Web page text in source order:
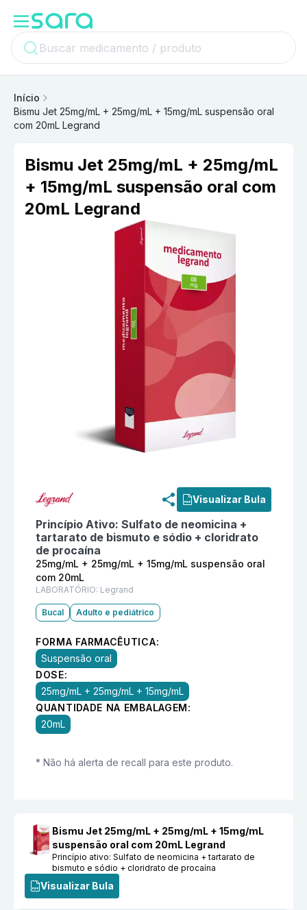
Início
Bismu Jet 25mg/mL + 25mg/mL + 15mg/mL suspensão oral
com 20mL Legrand
Bismu Jet 25mg/mL + 25mg/mL
+ 15mg/mL suspensão oral com
20mL Legrand
Visualizar Bula
Princípio Ativo: Sulfato de neomicina +
tartarato de bismuto e sódio + cloridrato
de procaína
25mg/mL + 25mg/mL + 15mg/mL suspensão oral
com 20mL
LABORATÓRIO: Legrand
Bucal Adulto e pediátrico
FORMA FARMACÊUTICA:
Suspensão oral
DOSE:
25mg/mL + 25mg/mL + 15mg/mL
QUANTIDADE NA EMBALAGEM:
20mL
* Não há alerta de recall para este produto.
Bismu Jet 25mg/mL + 25mg/mL + 15mg/mL
suspensão oral com 20mL Legrand
Princípio ativo:Sulfato de neomicina + tartarato de
bismuto e sódio + cloridrato de procaína
Visualizar Bula